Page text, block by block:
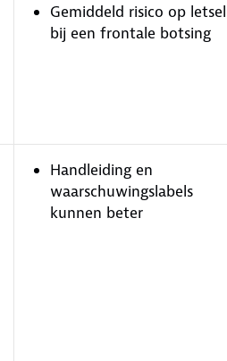
Gemiddeld risico op letsel
bij een frontale botsing
Handleiding en
waarschuwingslabels
kunnen beter